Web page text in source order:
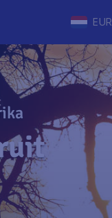
EUR